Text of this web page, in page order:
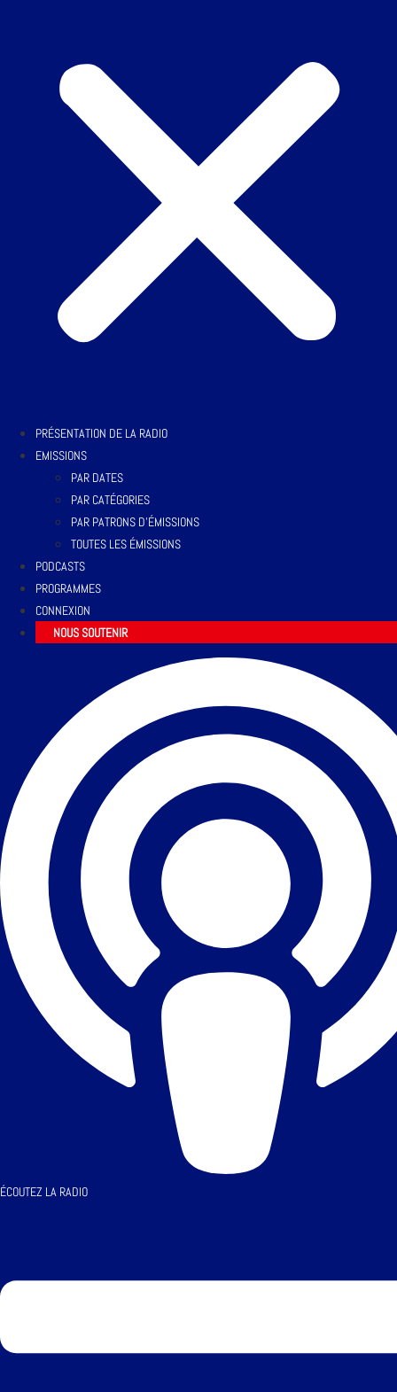
PRÉSENTATION DE LA RADIO
EMISSIONS
PAR DATES
PAR CATÉGORIES
PAR PATRONS D’ÉMISSIONS
TOUTES LES ÉMISSIONS
PODCASTS
PROGRAMMES
CONNEXION
NOUS SOUTENIR
ÉCOUTEZ LA RADIO